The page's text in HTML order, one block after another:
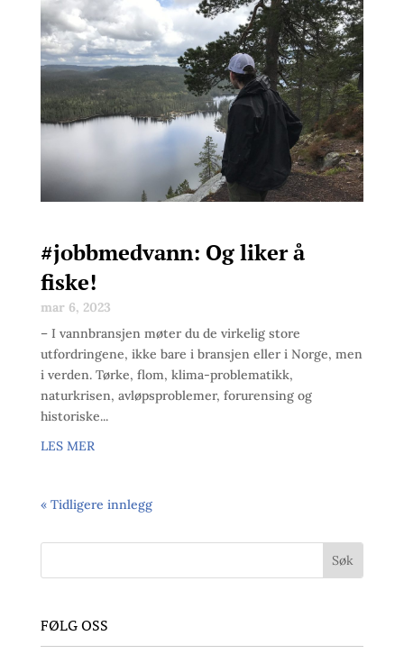
#jobbmedvann: Og liker å
fiske!
mar 6, 2023
– I vannbransjen møter du de virkelig store
utfordringene, ikke bare i bransjen eller i Norge, men
i verden. Tørke, flom, klima-problematikk,
naturkrisen, avløpsproblemer, forurensing og
historiske...
LES MER
« Tidligere innlegg
FØLG OSS